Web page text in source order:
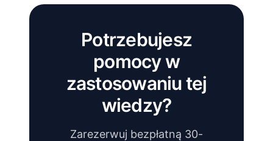
Potrzebujesz
pomocy w
zastosowaniu tej
wiedzy?
Zarezerwuj bezpłatną 30-